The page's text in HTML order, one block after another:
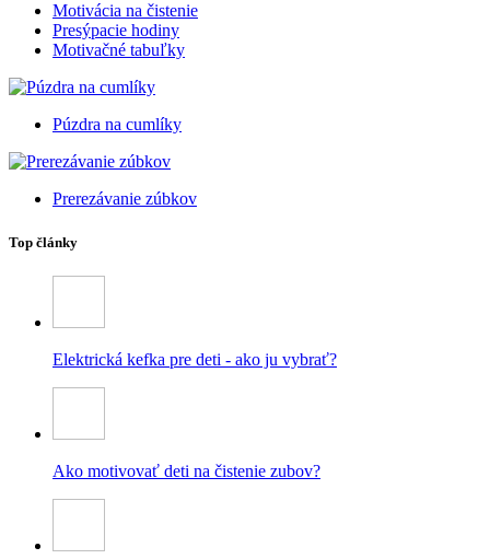
Motivácia na čistenie
Presýpacie hodiny
Motivačné tabuľky
Púzdra na cumlíky
Prerezávanie zúbkov
Top články
Elektrická kefka pre deti - ako ju vybrať?
Ako motivovať deti na čistenie zubov?